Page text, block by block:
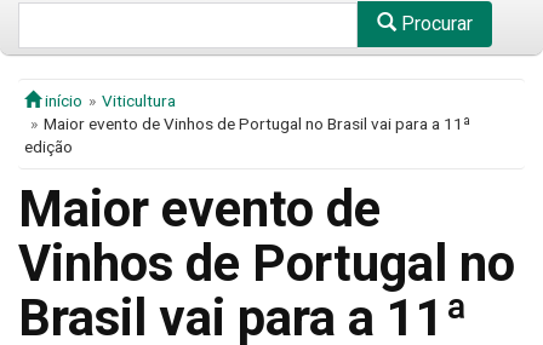
Procurar
início
Viticultura
Maior evento de Vinhos de Portugal no Brasil vai para a 11ª
edição
Maior evento de
Vinhos de Portugal no
Brasil vai para a 11ª